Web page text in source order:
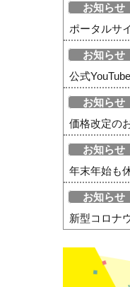
お知らせ
ポータルサ
お知らせ
公式
お知らせ
価格改定の
お知らせ
年末年始も
お知らせ
新型コロナ